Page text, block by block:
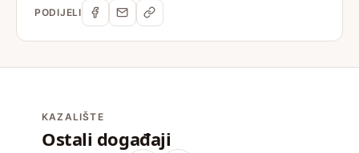
PODIJELI
KAZALIŠTE
Ostali događaji